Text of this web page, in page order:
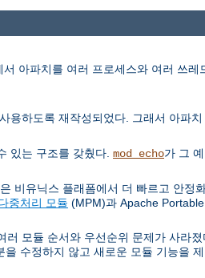
아파치를 여러 프로세스와 여러 쓰
용하도록 재작성되었다. 그래서 아파
있는 구조를 갖췄다. mod_echo가 그
비유닉스 플래폼에서 더 빠르고 안
중처리 모듈 (MPM)과 Apache
러 모듈 순서와 우선순위 문제가 사라
수정하지 않고 새로운 모듈 기능을